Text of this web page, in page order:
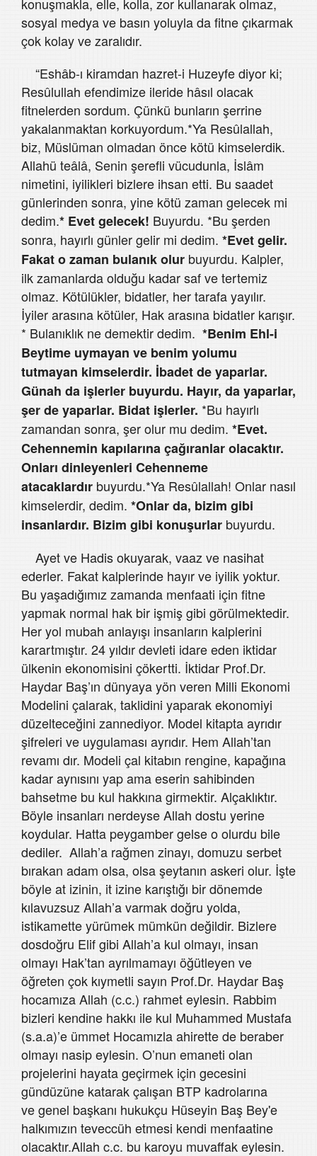
sosyal medya ve basın yoluyla da fitne çıkarmak
çok kolay ve zaralıdır.
“Eshâb-ı kiramdan hazret-i Huzeyfe diyor ki;
Resûlullah efendimize ileride hâsıl olacak
fitnelerden sordum. Çünkü bunların şerrine
yakalanmaktan korkuyordum.*Ya Resûlallah,
biz, Müslüman olmadan önce kötü kimselerdik.
Allahü teâlâ, Senin şerefli vücudunla, İslâm
nimetini, iyilikleri bizlere ihsan etti. Bu saadet
günlerinden sonra, yine kötü zaman gelecek mi
dedim.* Evet gelecek! Buyurdu. *Bu şerden
sonra, hayırlı günler gelir mi dedim. *Evet gelir.
Fakat o zaman bulanık olur buyurdu. Kalpler,
ilk zamanlarda olduğu kadar saf ve tertemiz
olmaz. Kötülükler, bidatler, her tarafa yayılır.
İyiler arasına kötüler, Hak arasına bidatler karışır.
* Bulanıklık ne demektir dedim. *Benim Ehl-i
Beytime uymayan ve benim yolumu
tutmayan kimselerdir. İbadet de yaparlar.
Günah da işlerler buyurdu. Hayır, da yaparlar,
şer de yaparlar. Bidat işlerler. *Bu hayırlı
zamandan sonra, şer olur mu dedim. *Evet.
Cehennemin kapılarına çağıranlar olacaktır.
Onları dinleyenleri Cehenneme
atacaklardır buyurdu.*Ya Resûlallah! Onlar nasıl
kimselerdir, dedim. *Onlar da, bizim gibi
insanlardır. Bizim gibi konuşurlar buyurdu.
Ayet ve Hadis okuyarak, vaaz ve nasihat
ederler. Fakat kalplerinde hayır ve iyilik yoktur.
Bu yaşadığımız zamanda menfaati için fitne
yapmak normal hak bir işmiş gibi görülmektedir.
Her yol mubah anlayışı insanların kalplerini
karartmıştır. 24 yıldır devleti idare eden iktidar
ülkenin ekonomisini çökertti. İktidar Prof.Dr.
Haydar Baş’ın dünyaya yön veren Milli Ekonomi
Modelini çalarak, taklidini yaparak ekonomiyi
düzelteceğini zannediyor. Model kitapta ayrıdır
şifreleri ve uygulaması ayrıdır. Hem Allah’tan
revamı dır. Modeli çal kitabın rengine, kapağına
kadar aynısını yap ama eserin sahibinden
bahsetme bu kul hakkına girmektir. Alçaklıktır.
Böyle insanları nerdeyse Allah dostu yerine
koydular. Hatta peygamber gelse o olurdu bile
dediler. Allah’a rağmen zinayı, domuzu serbet
bırakan adam olsa, olsa şeytanın askeri olur. İşte
böyle at izinin, it izine karıştığı bir dönemde
kılavuzsuz Allah’a varmak doğru yolda,
istikamette yürümek mümkün değildir. Bizlere
dosdoğru Elif gibi Allah’a kul olmayı, insan
olmayı Hak’tan ayrılmamayı öğütleyen ve
öğreten çok kıymetli sayın Prof.Dr. Haydar Baş
hocamıza Allah (c.c.) rahmet eylesin. Rabbim
bizleri kendine hakkı ile kul Muhammed Mustafa
(s.a.a)’e ümmet Hocamızla ahirette de beraber
olmayı nasip eylesin. O’nun emaneti olan
projelerini hayata geçirmek için gecesini
gündüzüne katarak çalışan BTP kadrolarına
ve genel başkanı hukukçu Hüseyin Baş Bey'e
halkımızın teveccüh etmesi kendi menfaatine
olacaktır.Allah c.c. bu karoyu muvaffak eylesin.